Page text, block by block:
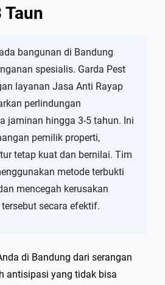
Taun
bangunan di Bandung
spesialis. Garda Pest
layanan Jasa Anti Rayap
perlindungan
jaminan hingga 3-5 tahun. Ini
pemilik properti,
tetap kuat dan bernilai. Tim
metode terbukti
mencegah kerusakan
secara efektif.
di Bandung dari serangan
antisipasi yang tidak bisa